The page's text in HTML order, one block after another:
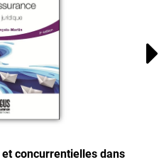
concurrentielles dans